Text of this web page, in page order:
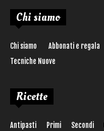
Chi siamo
Chi siamo Abbonati e regala
Tecniche Nuove
Ricette
Antipasti Primi Secondi